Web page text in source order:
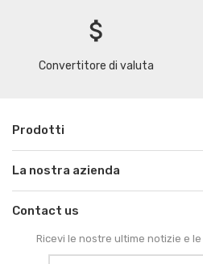
attach_money
Convertitore di valuta
Prodotti
La nostra azienda
Contact us
Ricevi le nostre ultime notizie e